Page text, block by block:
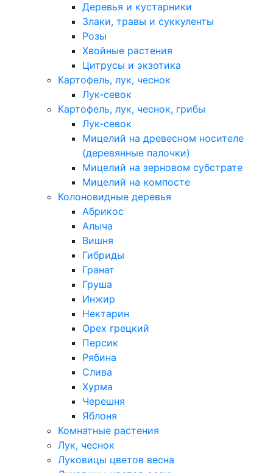
Деревья и кустарники
Злаки, травы и суккуленты
Розы
Хвойные растения
Цитрусы и экзотика
Картофель, лук, чеснок
Лук-севок
Картофель, лук, чеснок, грибы
Лук-севок
Мицелий на древесном носителе
(деревянные палочки)
Мицелий на зерновом субстрате
Мицелий на компосте
Колоновидные деревья
Абрикос
Алыча
Вишня
Гибриды
Гранат
Груша
Инжир
Нектарин
Орех грецкий
Персик
Рябина
Слива
Хурма
Черешня
Яблоня
Комнатные растения
Лук, чеснок
Луковицы цветов весна